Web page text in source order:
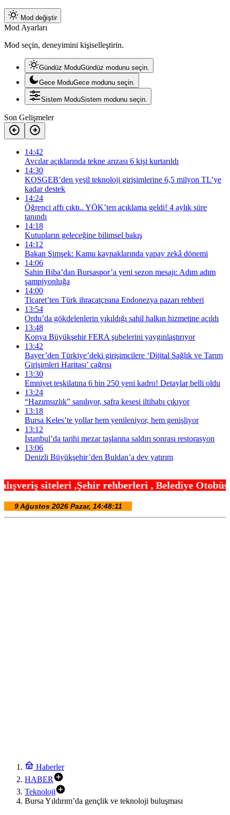
Mod değiştir
Mod Ayarları
Mod seçin, deneyimini kişiselleştirin.
Gündüz ModuGündüz modunu seçin.
Gece ModuGece modunu seçin.
Sistem ModuSistem modunu seçin.
Son Gelişmeler
14:42
Avcılar açıklarında tekne arızası 6 kişi kurtarıldı
14:30
KOSGEB’den yeşil teknoloji girişimlerine 6,5 milyon TL’ye
kadar destek
14:24
Öğrenci affı çıktı.. YÖK’ten açıklama geldi! 4 aylık süre
tanındı
14:18
Kutupların geleceğine bilimsel bakış
14:12
Bakan Şimşek: Kamu kaynaklarında yapay zekâ dönemi
14:06
Şahin Biba’dan Bursaspor’a yeni sezon mesajı: Adım adım
şampiyonluğa
14:00
Ticaret’ten Türk ihracatçısına Endonezya pazarı rehberi
13:54
Ordu’da gökdelenlerin yıkıldığı sahil halkın hizmetine açıldı
13:48
Konya Büyükşehir FERA şubelerini yaygınlaştırıyor
13:42
Bayer’den Türkiye’deki girişimcilere ‘Dijital Sağlık ve Tarım
Girişimleri Haritası’ çağrısı
13:30
Emniyet teşkilatına 6 bin 250 yeni kadro! Detaylar belli oldu
13:24
“Hazımsızlık” sanılıyor, safra kesesi iltihabı çıkıyor
13:18
Bursa Keles’te yollar hem yenileniyor, hem genişliyor
13:12
İstanbul’da tarihi mezar taşlarına saldırı sonrası restorasyon
13:06
Denizli Büyükşehir’den Buldan’a dev yatırım
,Şehir rehberleri , Belediye
Haberler
HABER
Teknoloji
Bursa Yıldırım’da gençlik ve teknoloji buluşması